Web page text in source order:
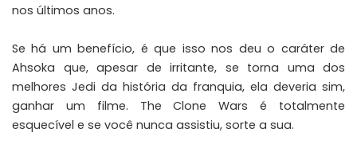
nos últimos anos.
Se há um benefício, é que isso nos deu o caráter de
Ahsoka que, apesar de irritante, se torna uma dos
melhores Jedi da história da franquia, ela deveria sim,
ganhar um filme. The Clone Wars é totalmente
esquecível e se você nunca assistiu, sorte a sua.